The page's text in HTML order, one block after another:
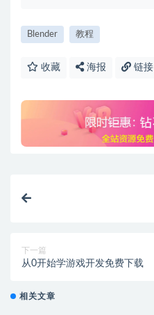
Blender 教程
收藏 海报 链接
下一篇
从0开始学游戏开发免费下载
相关文章